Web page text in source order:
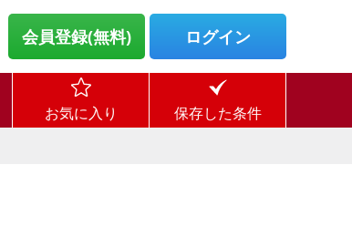
会員登録(無料) ログイン
お気に入り
保存した条件